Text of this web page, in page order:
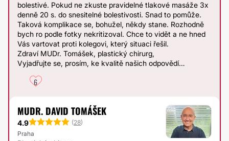
bolestivé. Pokud ne zkuste pravidelné tlakové masáže 3x
denně 20 s. do snesitelné bolestivosti. Snad to pomůže.
Taková komplikace se, bohužel, někdy stane. Rozhodně
bych ro podle fotky nekritizoval. Chce to vidět a ne hned
Vás vartovat proti kolegovi, který situaci řešil.
Zdraví MUDr. Tomášek, plastický chirurg,
Vyjadřujte se, prosím, ke kvalitě našich odpovědí…
6
MUDR. DAVID TOMÁŠEK
4.9 (28)
Praha